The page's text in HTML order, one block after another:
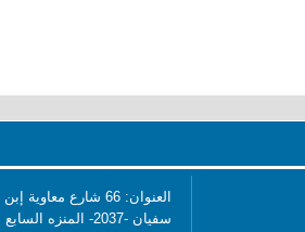
العنوان: 66 شارع معاوية
سفيان -2037- المنزه السابع